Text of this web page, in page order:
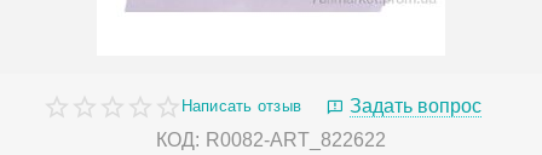
Написать отзыв
Задать вопрос
КОД: R0082-ART_822622